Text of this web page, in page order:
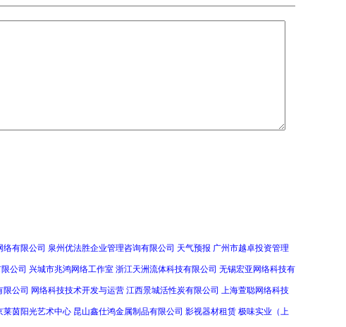
络有限公司 泉州优法胜企业管理咨询有限公司 天气预报 广州市越卓投资管理
公司 兴城市兆鸿网络工作室 浙江天洲流体科技有限公司 无锡宏亚网络科技有
公司 网络科技技术开发与运营 江西景城活性炭有限公司 上海萱聪网络科技
莱茵阳光艺术中心 昆山鑫仕鸿金属制品有限公司 影视器材租赁 极味实业（上